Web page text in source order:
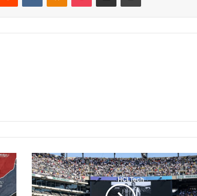
Ulaznice
za
finale
Svjetskog